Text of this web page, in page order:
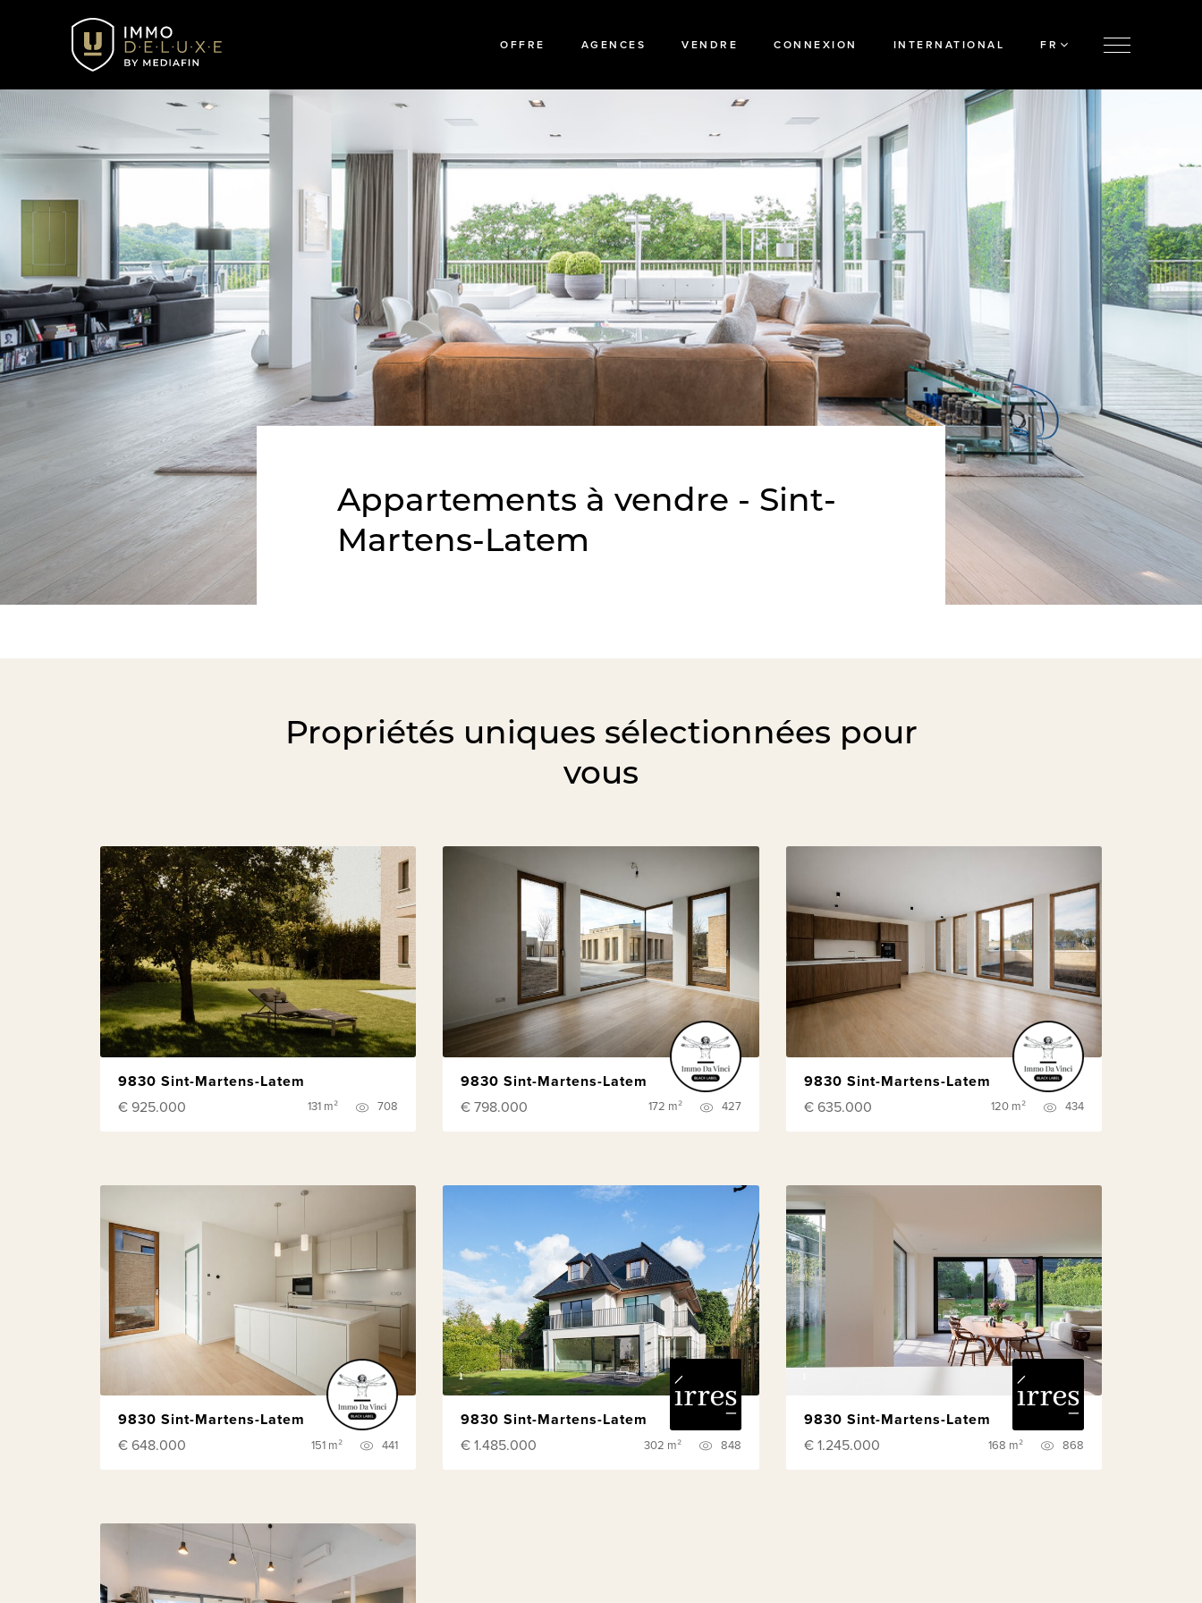
OFFRE AGENCES VENDRE CONNEXION INTERNATIONAL FR
Appartements à vendre - Sint-
Martens-Latem
Propriétés uniques sélectionnées pour
vous
9830 Sint-Martens-Latem
€ 925.000
131 m² 708
9830 Sint-Martens-Latem
€ 798.000
172 m² 427
9830 Sint-Martens-Latem
€ 635.000
120 m² 434
9830 Sint-Martens-Latem
€ 648.000
151 m² 441
9830 Sint-Martens-Latem
€ 1.485.000
302 m² 848
9830 Sint-Martens-Latem
€ 1.245.000
168 m² 868